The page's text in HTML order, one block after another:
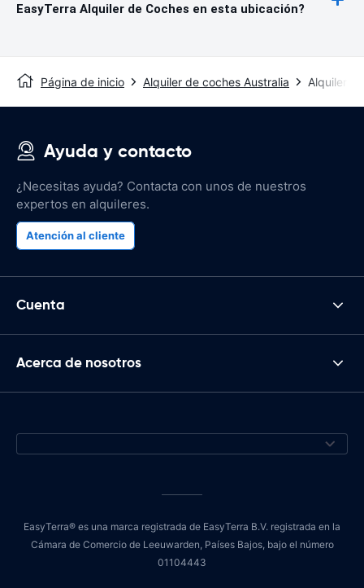
EasyTerra Alquiler de Coches en esta ubicación?
Página de inicio Alquiler de coches Australia Alquiler
Ayuda y contacto
¿Necesitas ayuda? Contacta con unos de nuestros
expertos en alquileres.
Atención al cliente
Cuenta
Acerca de nosotros
EasyTerra® es una marca registrada de EasyTerra B.V. registrada en la
Cámara de Comercio de Leeuwarden, Países Bajos, bajo el número
01104443